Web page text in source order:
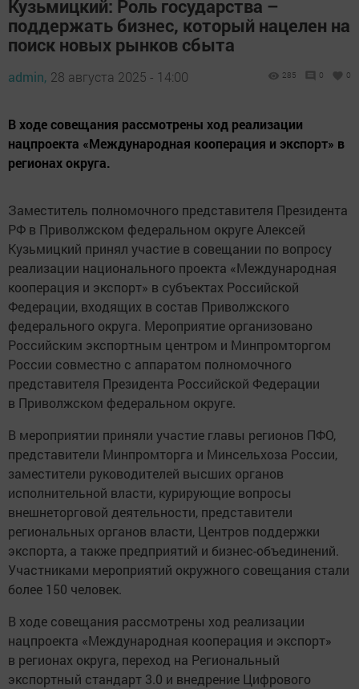
Кузьмицкий: Роль государства –
поддержать бизнес, который нацелен на
поиск новых рынков сбыта
admin, 28 августа 2025 - 14:00 285 0 0
В ходе совещания рассмотрены ход реализации
нацпроекта «Международная кооперация и экспорт» в
регионах округа.
Заместитель полномочного представителя Президента
РФ в Приволжском федеральном округе Алексей
Кузьмицкий принял участие в совещании по вопросу
реализации национального проекта «Международная
кооперация и экспорт» в субъектах Российской
Федерации, входящих в состав Приволжского
федерального округа. Мероприятие организовано
Российским экспортным центром и Минпромторгом
России совместно с аппаратом полномочного
представителя Президента Российской Федерации
в Приволжском федеральном округе.
В мероприятии приняли участие главы регионов ПФО,
представители Минпромторга и Минсельхоза России,
заместители руководителей высших органов
исполнительной власти, курирующие вопросы
внешнеторговой деятельности, представители
региональных органов власти, Центров поддержки
экспорта, а также предприятий и бизнес-объединений.
Участниками мероприятий окружного совещания стали
более 150 человек.
В ходе совещания рассмотрены ход реализации
нацпроекта «Международная кооперация и экспорт»
в регионах округа, переход на Региональный
экспортный стандарт 3.0 и внедрение Цифрового